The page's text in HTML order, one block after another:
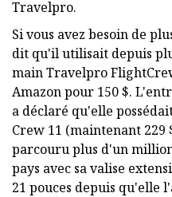
Travelpro.
Si vous avez besoin de
dit qu'il utilisait depuis
main Travelpro
Amazon pour 150 $.
a déclaré qu'elle
Crew 11 (maintenant 229
parcouru plus d'un
pays avec sa valise
21 pouces depuis qu'elle